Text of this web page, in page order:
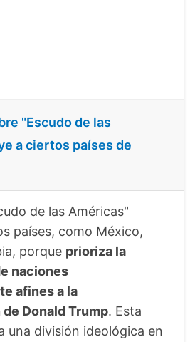
"Escudo de las
a ciertos países de
de las Américas"
países, como México,
porque prioriza la
naciones
afines a la
Donald Trump. Esta
una división ideológica en